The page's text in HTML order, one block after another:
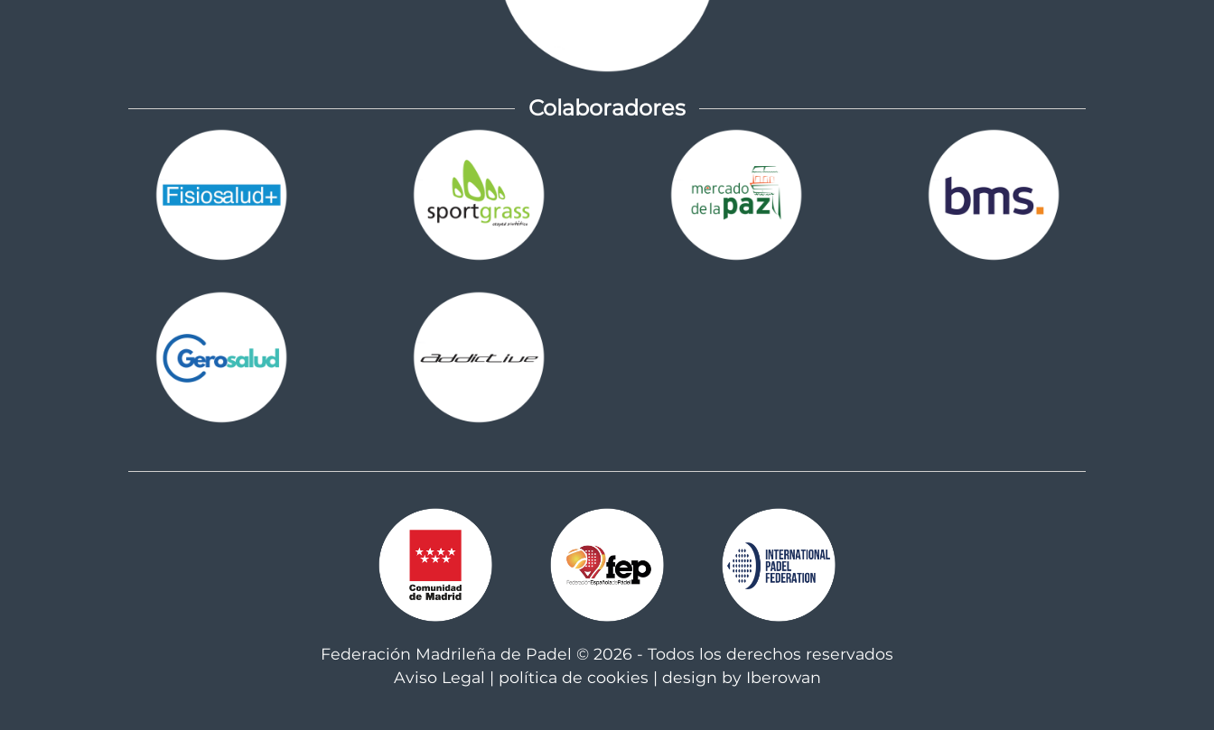
Colaboradores
Federación Madrileña de Padel © 2026 - Todos los derechos reservados
Aviso Legal | política de cookies | design by Iberowan